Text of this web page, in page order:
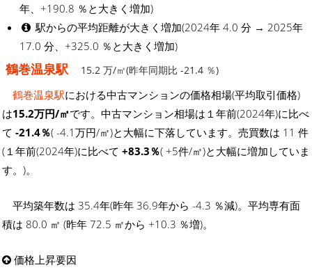
年、+190.8 ％と大きく増加)
駅からの平均距離が大きく増加(2024年 4.0 分 → 2025年
17.0 分、+325.0 ％と大きく増加)
鶴巻温泉駅 15.2 万/㎡(昨年同期比 -21.4 ％)
鶴巻温泉駅における中古マンションの価格相場(平均取引価格)
は15.2万円/㎡です。中古マンション相場は１年前(2024年)に比べ
て -21.4％( -4.1万円/㎡)と大幅に下落しています。売買数は 11 件
(１年前(2024年)に比べて +83.3％( +5件/㎡)と大幅に増加していま
す。)。
平均築年数は 35.4年(昨年 36.9年から -4.3 ％減)。平均専有面
積は 80.0 ㎡ (昨年 72.5 ㎡から +10.3 ％増)。
価格上昇要因